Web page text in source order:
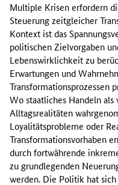
Multiple Krisen erfordern
Steuerung zeitgleicher
Kontext ist das
politischen Zielvorgaben
Lebenswirklichkeit zu
Erwartungen und
Transformationsprozessen
Wo staatliches Handeln
Alltagsrealitäten
Loyalitätsprobleme oder
Transformationsvorhaben
durch fortwährende
zu grundlegenden
werden. Die Politik hat